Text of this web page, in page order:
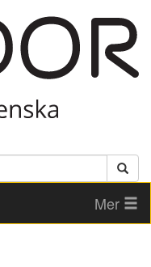
Mer